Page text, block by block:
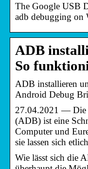
The Google USB
adb debugging on
ADB
So
ADB installieren
Android Debug
27.04.2021 — Die
(ADB) ist eine
Computer und
sie lassen sich
Wie lässt sich die